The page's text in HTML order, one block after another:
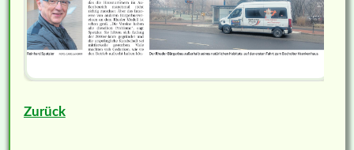
Zurück